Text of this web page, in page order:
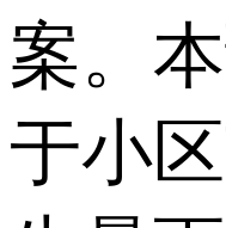
案。
于小